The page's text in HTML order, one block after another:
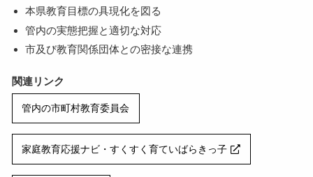
本県教育目標の具現化を図る
管内の実態把握と適切な対応
市及び教育関係団体との密接な連携
関連リンク
管内の市町村教育委員会
家庭教育応援ナビ・すくすく育ていばらきっ子